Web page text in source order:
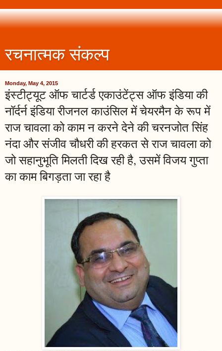
रचनात्मक संकल्प
Monday, May 4, 2015
इंस्टीट्यूट ऑफ चार्टर्ड एकाउंटेंट्स ऑफ इंडिया की
नॉर्दर्न इंडिया रीजनल काउंसिल में चेयरमैन के रूप में
राज चावला को काम न करने देने की चरनजोत सिंह
नंदा और संजीव चौधरी की हरकत से राज चावला को
जो सहानुभूति मिलती दिख रही है, उसमें विजय गुप्ता
का काम बिगड़ता जा रहा है